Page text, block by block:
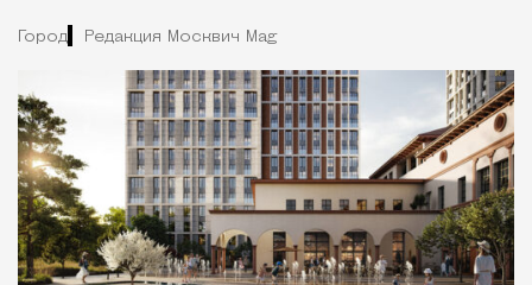
Город Редакция Москвич Mag